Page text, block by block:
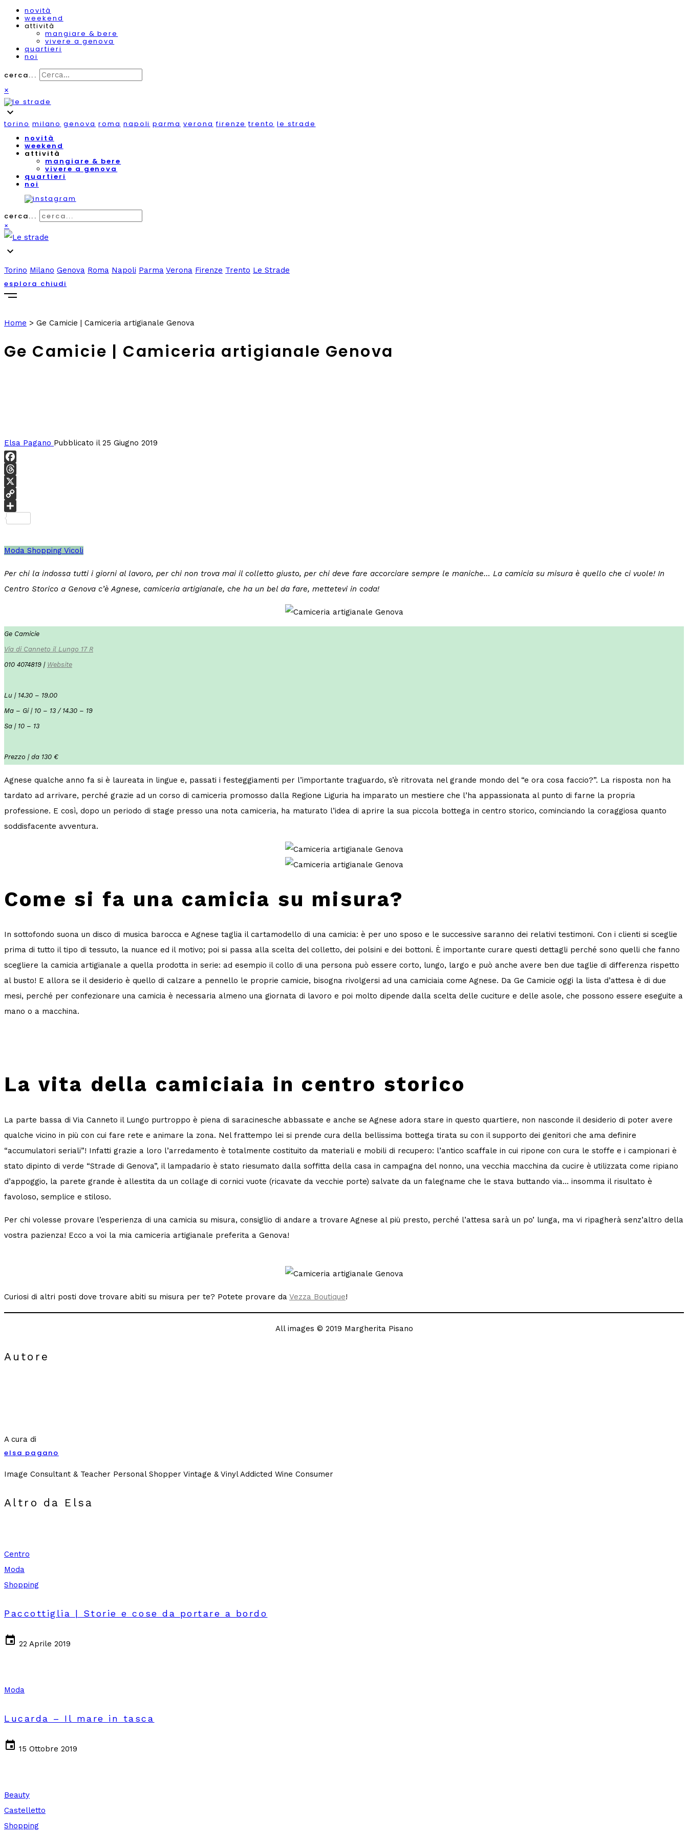
novità
weekend
attività
mangiare & bere
vivere a genova
quartieri
noi
cerca...
×
expand_more
torino milano genova roma napoli parma verona firenze trento le strade
novità
weekend
attività
mangiare & bere
vivere a genova
quartieri
noi
cerca...
×
expand_more
Torino Milano Genova Roma Napoli Parma Verona Firenze Trento Le Strade
esplora chiudi
Home > Ge Camicie | Camiceria artigianale Genova
Ge Camicie | Camiceria artigianale Genova
Elsa Pagano Pubblicato il 25 Giugno 2019
Facebook
Threads
X
Copy
Link
Moda Shopping Vicoli
Per chi la indossa tutti i giorni al lavoro, per chi non trova mai il colletto giusto, per chi deve fare accorciare sempre le maniche… La camicia su misura è quello che ci vuole! In
Centro Storico a Genova c’è Agnese, camiceria artigianale, che ha un bel da fare, mettetevi in coda!
Ge Camicie
Via di Canneto il Lungo 17 R
010 4074819 | Website
Lu | 14.30 – 19.00
Ma – Gi | 10 – 13 / 14.30 – 19
Sa | 10 – 13
Prezzo | da 130 €
Agnese qualche anno fa si è laureata in lingue e, passati i festeggiamenti per l’importante traguardo, s’è ritrovata nel grande mondo del “e ora cosa faccio?”. La risposta non ha
tardato ad arrivare, perché grazie ad un corso di camiceria promosso dalla Regione Liguria ha imparato un mestiere che l’ha appassionata al punto di farne la propria
professione. E così, dopo un periodo di stage presso una nota camiceria, ha maturato l’idea di aprire la sua piccola bottega in centro storico, cominciando la coraggiosa quanto
soddisfacente avventura.
Come si fa una camicia su misura?
In sottofondo suona un disco di musica barocca e Agnese taglia il cartamodello di una camicia: è per uno sposo e le successive saranno dei relativi testimoni. Con i clienti si sceglie
prima di tutto il tipo di tessuto, la nuance ed il motivo; poi si passa alla scelta del colletto, dei polsini e dei bottoni. È importante curare questi dettagli perché sono quelli che fanno
scegliere la camicia artigianale a quella prodotta in serie: ad esempio il collo di una persona può essere corto, lungo, largo e può anche avere ben due taglie di differenza rispetto
al busto! E allora se il desiderio è quello di calzare a pennello le proprie camicie, bisogna rivolgersi ad una camiciaia come Agnese. Da Ge Camicie oggi la lista d’attesa è di due
mesi, perché per confezionare una camicia è necessaria almeno una giornata di lavoro e poi molto dipende dalla scelta delle cuciture e delle asole, che possono essere eseguite a
mano o a macchina.
La vita della camiciaia in centro storico
La parte bassa di Via Canneto il Lungo purtroppo è piena di saracinesche abbassate e anche se Agnese adora stare in questo quartiere, non nasconde il desiderio di poter avere
qualche vicino in più con cui fare rete e animare la zona. Nel frattempo lei si prende cura della bellissima bottega tirata su con il supporto dei genitori che ama definire
“accumulatori seriali”! Infatti grazie a loro l’arredamento è totalmente costituito da materiali e mobili di recupero: l’antico scaffale in cui ripone con cura le stoffe e i campionari è
stato dipinto di verde “Strade di Genova”, il lampadario è stato riesumato dalla soffitta della casa in campagna del nonno, una vecchia macchina da cucire è utilizzata come ripiano
d’appoggio, la parete grande è allestita da un collage di cornici vuote (ricavate da vecchie porte) salvate da un falegname che le stava buttando via… insomma il risultato è
favoloso, semplice e stiloso.
Per chi volesse provare l’esperienza di una camicia su misura, consiglio di andare a trovare Agnese al più presto, perché l’attesa sarà un po’ lunga, ma vi ripagherà senz’altro della
vostra pazienza! Ecco a voi la mia camiceria artigianale preferita a Genova!
Curiosi di altri posti dove trovare abiti su misura per te? Potete provare da Vezza Boutique!
All images © 2019 Margherita Pisano
Autore
A cura di
elsa pagano
Image Consultant & Teacher Personal Shopper Vintage & Vinyl Addicted Wine Consumer
Altro da Elsa
Centro
Moda
Shopping
Paccottiglia | Storie e cose da portare a bordo
event 22 Aprile 2019
Moda
Lucarda – Il mare in tasca
event 15 Ottobre 2019
Beauty
Castelletto
Shopping